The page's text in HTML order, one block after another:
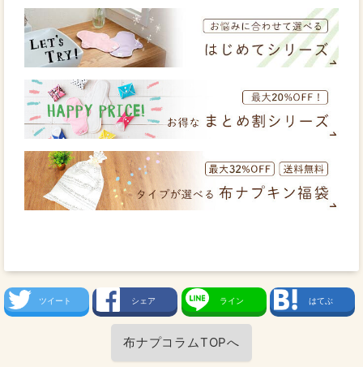
ツイート シェア ライン はてぶ
布ナプコラムTOPへ